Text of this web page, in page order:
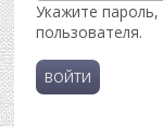
Укажите
пользователя.